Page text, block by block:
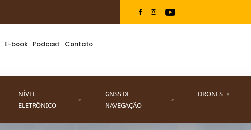
E-book Podcast Contato
NÍVEL
ELETRÔNICO
»
GNSS DE
NAVEGAÇÃO
»
DRONES »